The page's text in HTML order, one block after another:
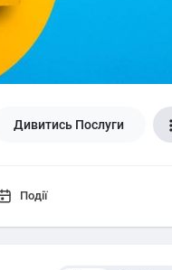
Дивитись Послуги
Події